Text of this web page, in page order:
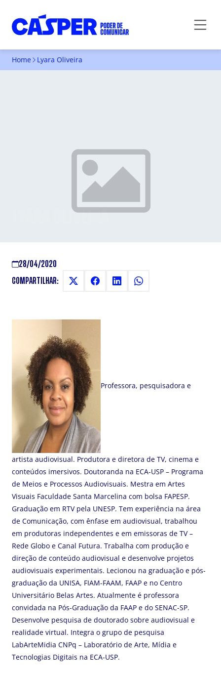
Home Lyara Oliveira
LYARA OLIVEIRA
28/04/2020
COMPARTILHAR:
Professora, pesquisadora e
artista audiovisual. Produtora e diretora de TV, cinema e
conteúdos imersivos. Doutoranda na ECA-USP – Programa
de Meios e Processos Audiovisuais. Mestra em Artes
Visuais Faculdade Santa Marcelina com bolsa FAPESP.
Graduação em RTV pela UNESP. Tem experiência na área
de Comunicação, com ênfase em audiovisual, trabalhou
em produtoras independentes e em emissoras de TV –
Rede Globo e Canal Futura. Trabalha com produção e
direção de conteúdo audiovisual e desenvolve projetos
audiovisuais experimentais. Lecionou na graduação e pós-
graduação da UNISA, FIAM-FAAM, FAAP e no Centro
Universitário Belas Artes. Atualmente é professora
convidada na Pós-Graduação da FAAP e do SENAC-SP.
Desenvolve pesquisa de doutorado sobre audiovisual e
realidade virtual. Integra o grupo de pesquisa
LabArteMidia CNPq – Laboratório de Arte, Mídia e
Tecnologias Digitais na ECA-USP.